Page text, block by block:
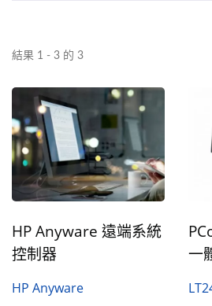
結果 1 - 3 的 3
HP Anyware 遠端系統
控制器
HP Anyware
一